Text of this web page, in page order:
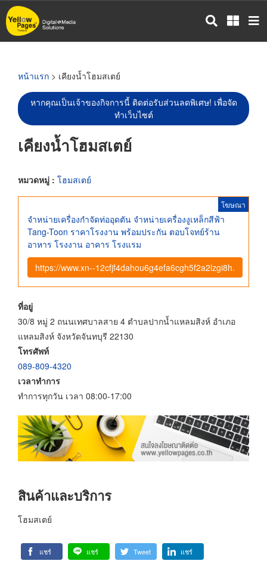
ข้าม
ไป
หน้าแรก > เคียงน้ำโฮมสเตย์
หากคุณเป็นเจ้าของกิจการนี้ ติดต่อรับส่วนลดพิเศษ! เพื่อจัด
ทำเว็บไซต์
เคียงน้ำโฮมสเตย์
หมวดหมู่ : โฮมสเตย์
โฆษณา
จำหน่ายเครื่องกำจัดท่ออุดตัน จำหน่ายเครื่องงูเหล็กสีฟ้า
Tang-Toon ราคาโรงงาน พร้อมประกัน ตอบโจทย์ร้าน
อาหาร โรงงาน อาคาร โรงแรม
https://www.xn--12cfjf4dahou6g4efa6cgh5f2a2lzgi8h.
ที่อยู่
30/8 หมู่ 2 ถนนเทศบาลสาย 4 ตำบลปากน้ำแหลมสิงห์ อำเภอ
แหลมสิงห์ จังหวัดจันทบุรี 22130
โทรศัพท์
089-809-4320
เวลาทำการ
ทำการทุกวัน เวลา 08:00-17:00
สินค้าและบริการ
โฮมสเตย์
แชร์ แชร์ Tweet แชร์